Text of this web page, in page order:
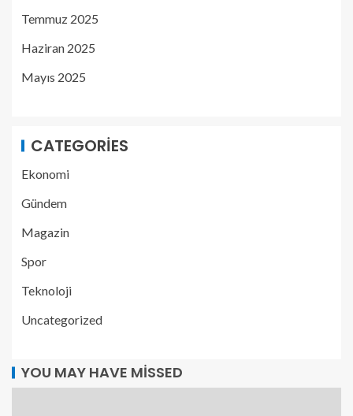
Temmuz 2025
Haziran 2025
Mayıs 2025
CATEGORIES
Ekonomi
Gündem
Magazin
Spor
Teknoloji
Uncategorized
YOU MAY HAVE MISSED